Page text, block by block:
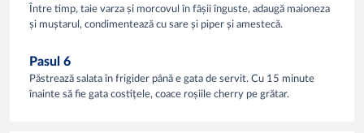
Între timp, taie varza și morcovul în fâșii înguste, adaugă maioneza
și muștarul, condimentează cu sare și piper și amestecă.
Pasul 6
Păstrează salata în frigider până e gata de servit. Cu 15 minute
înainte să fie gata costițele, coace roșiile cherry pe grătar.